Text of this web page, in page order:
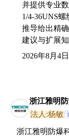
并提供专业
1/4-36UNS
推导给出精
建议与扩展知
2026年8月4日
浙江雅明
法人:杨敏
浙江雅明防爆